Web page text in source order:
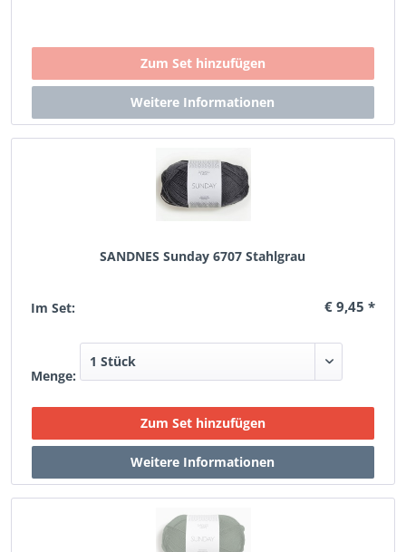
SANDNES Sunday 6707 Stahlgrau
Im Set: € 9,45 *
Menge: